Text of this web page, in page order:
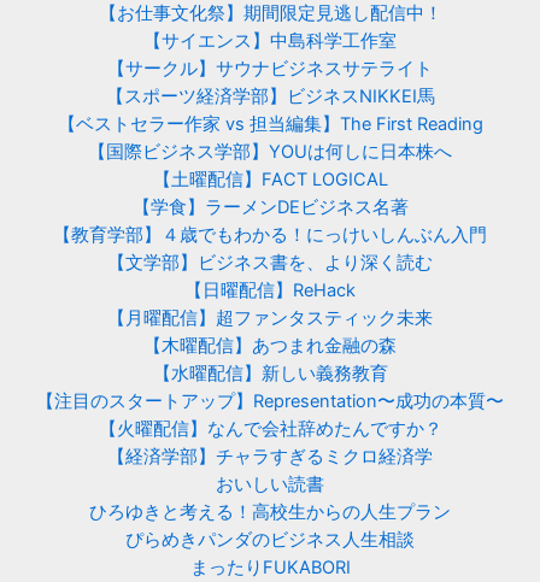
【お仕事文化祭】期間限定見逃し配信中！
【サイエンス】中島科学工作室
【サークル】サウナビジネスサテライト
【スポーツ経済学部】ビジネスNIKKEI馬
【ベストセラー作家 vs 担当編集】The First Reading
【国際ビジネス学部】YOUは何しに日本株へ
【土曜配信】FACT LOGICAL
【学食】ラーメンDEビジネス名著
【教育学部】４歳でもわかる！にっけいしんぶん入門
【文学部】ビジネス書を、より深く読む
【日曜配信】ReHack
【月曜配信】超ファンタスティック未来
【木曜配信】あつまれ金融の森
【水曜配信】新しい義務教育
【注目のスタートアップ】Representation〜成功の本質〜
【火曜配信】なんで会社辞めたんですか？
【経済学部】チャラすぎるミクロ経済学
おいしい読書
ひろゆきと考える！高校生からの人生プラン
ぴらめきパンダのビジネス人生相談
まったりFUKABORI